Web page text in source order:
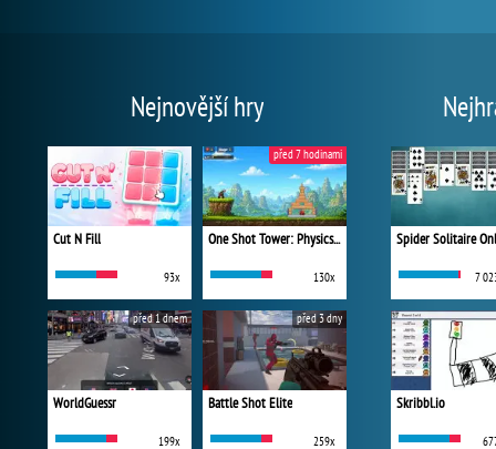
Nejnovější hry
Cut N Fill
93x
One Shot Tower: Physics Destroyer
130x
před 7 hodinami
WorldGuessr
199x
před 1 dnem
Battle Shot Elite
259x
před 3 dny
Spider Solitaire
7
Skribbl.io